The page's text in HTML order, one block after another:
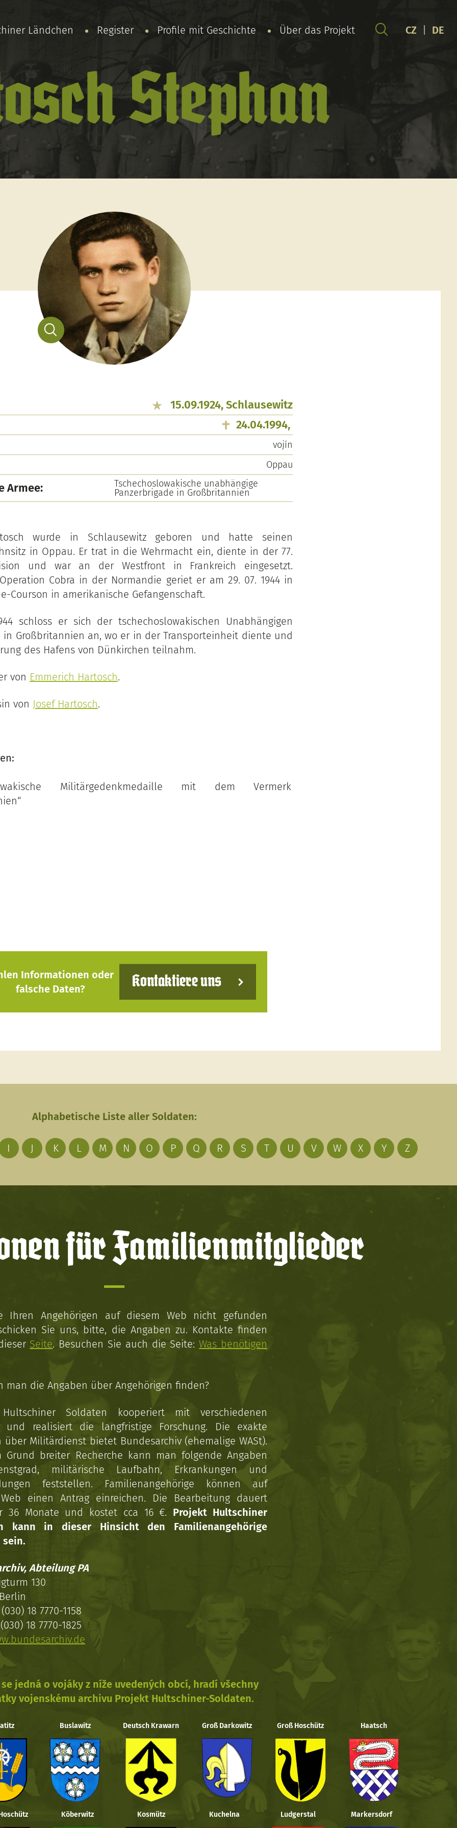
Ländchen Register Profile mit Geschichte Über das Projekt CZ DE
Stephan
15.09.1924, Schlausewitz
24.04.1994,
vojín
Oppau
Armee:
Tschechoslowakische unabhängige
Panzerbrigade in Großbritannien
wurde in Schlausewitz geboren und hatte seinen
in Oppau. Er trat in die Wehrmacht ein, diente in der 77.
und war an der Westfront in Frankreich eingesetzt.
Cobra in der Normandie geriet er am 29. 07. 1944 in
Courson in amerikanische Gefangenschaft.
schloss er sich der tschechoslowakischen Unabhängigen
in Großbritannien an, wo er in der Transporteinheit diente und
des Hafens von Dünkirchen teilnahm.
von Emmerich Hartosch.
von Josef Hartosch.
Militärgedenkmedaille mit dem Vermerk
Informationen oder
falsche Daten?
Kontaktiere uns
Alphabetische Liste aller Soldaten:
I J K L M N O P Q R S T U V W X Y Z
für Familienmitglieder
Ihren Angehörigen auf diesem Web nicht gefunden
Sie uns, bitte, die Angaben zu. Kontakte finden
Seite. Besuchen Sie auch die Seite:Was benötigen
man die Angaben über Angehörigen finden?
Soldaten kooperiert mit verschiedenen
und realisiert die langfristige Forschung. Die exakte
über Militärdienst bietet Bundesarchiv (ehemalige WASt).
Grund breiter Recherche kann man folgende Angaben
militärische Laufbahn, Erkrankungen und
feststellen. Familienangehörige können auf
einen Antrag einreichen. Die Bearbeitung dauert
36 Monate und kostet cca 16 €. Projekt Hultschiner
kann in dieser Hinsicht den Familienangehörige
Abteilung PA
130
18 7770-1158
18 7770-1825
jedná o vojáky z níže uvedených obcí, hradí všechny
vojenskému archivu Projekt Hultschiner-Soldaten.
Buslawitz Deutsch Krawarn Groß Darkowitz Groß Hoschütz Haatsch
Köberwitz Kosmütz Kuchelna Ludgerstal Markersdorf